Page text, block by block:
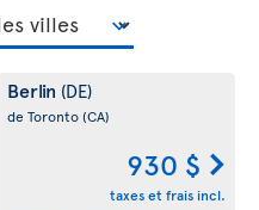
Berlin (DE)
de Toronto(CA)
930 $
taxes et frais incl.